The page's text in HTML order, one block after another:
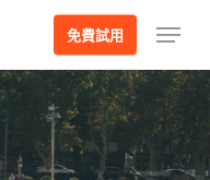
免費試用 選單